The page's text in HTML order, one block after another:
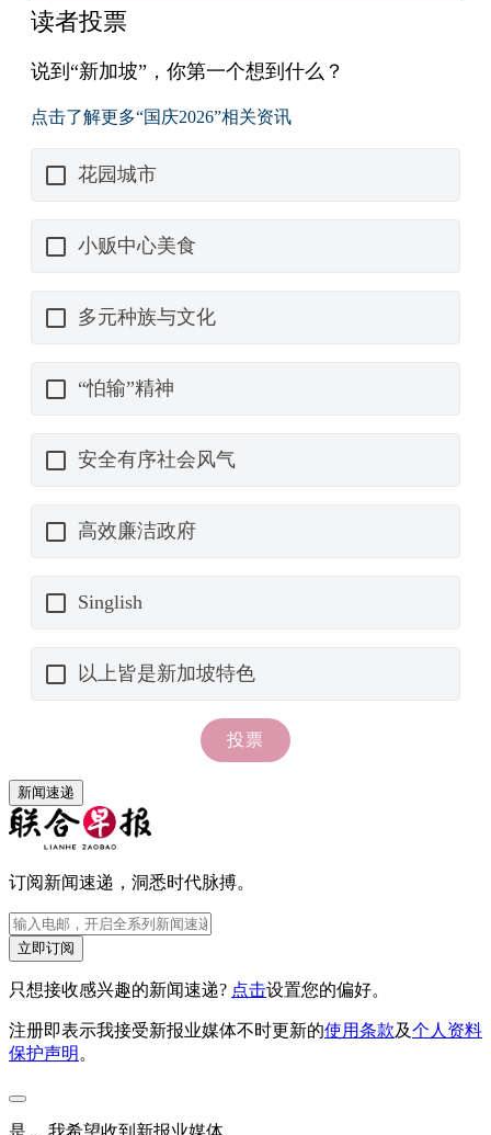
新闻速递
订阅新闻速递，洞悉时代脉搏。
立即订阅
只想接收感兴趣的新闻速递? 点击设置您的偏好。
注册即表示我接受新报业媒体不时更新的使用条款及个人资料
保护声明 。